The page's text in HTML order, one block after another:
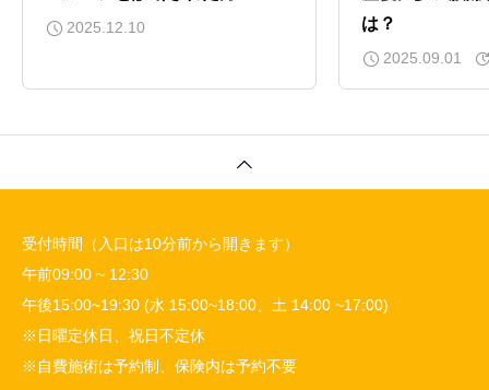
2025.12.10
は？
2025.09.01
受付時間（入口は10分前から開きます）
午前09:00 ~ 12:30
午後15:00~19:30 (水 15:00~18:00、土 14:00 ~17:00)
※日曜定休日、祝日不定休
※自費施術は予約制、保険内は予約不要